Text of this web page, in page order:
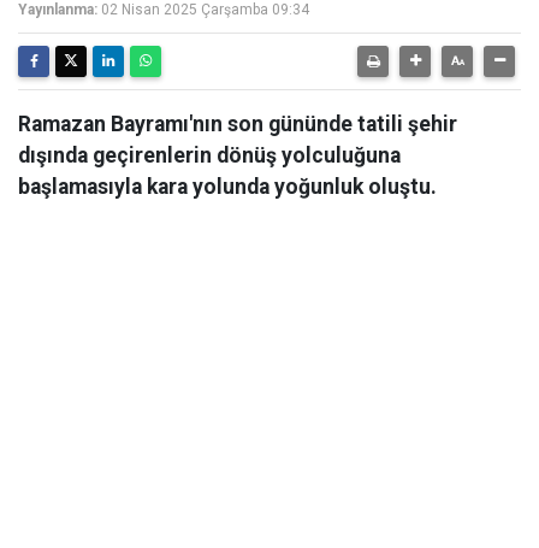
Yayınlanma: 02 Nisan 2025 Çarşamba 09:34
Ramazan Bayramı'nın son gününde tatili şehir
dışında geçirenlerin dönüş yolculuğuna
başlamasıyla kara yolunda yoğunluk oluştu.